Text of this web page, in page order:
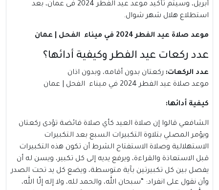
أبريل، وسيتم تأكيد موعد عيد الفطر 2024 فى عمان، بعد
استطلاع هلال شهر شوال.
موعد صلاة عيد الفطر 2024 في ميناء الفحل | عمان
عدد ركعات عيد الفطر وكيفية أدائها؟
عدد الركعات: ركعتان بدون أقامه، وبدون اذان
موعد صلاة عيد الفطر 2024 في ميناء الفحل | عمان
كيفية أدائها:
الشافعي قالوا إن صلاة العيد كأي صلاة فائضة تؤدى ركعتان
ويؤمر المصلي بتلاوة التكبيرات السبع بعد التكبيرات
الاستهلالية وصلاة الاستفتاح الشرط أن تكون هذه التكبيرات
قبل الاستعاذة والقراءة، ويرفع يديه إلى كل تكبير، ويسن له أن
يفصل بين كل تكبيرتين بآية متوسطة، ويضع كل يد تحت الصدر
وأن نقول على انفراد: “سبحان الله، والحمد لله، ولا إله إلّا الله،